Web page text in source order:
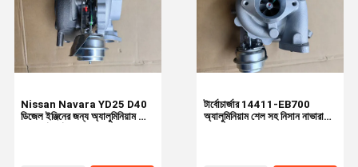
Nissan Navara YD25 D40
ডিজেল ইঞ্জিনের জন্য অ্যালুমিনিয়াম শেল
টার্বোচার্জার 14411-EB700
অ্যালুমিনিয়াম শেল সহ নিসান নাভারা